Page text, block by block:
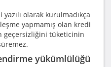
olarak kurulmadıkça
yapmamış olan kredi
geçersizliğini tüketicinin
yükümlülüğü